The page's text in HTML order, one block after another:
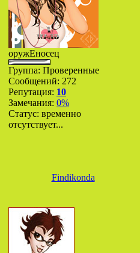
оружЕносец
Группа: Проверенные
Сообщений: 272
Репутация: 10
Замечания: 0%
Статус: временно
отсутствует...
Findikonda